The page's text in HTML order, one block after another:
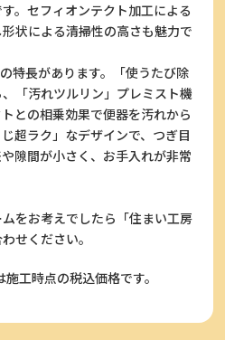
。セフィオンテクト加工による
状による清掃性の高さも魅力で
特長があります。「使うたび除
「汚れツルリン」プレミスト機
との相乗効果で便器を汚れから
超ラク」なデザインで、つぎ目
隙間が小さく、お手入れが非常
をお考えでしたら「住まい工房
せください。
施工時点の税込価格です。